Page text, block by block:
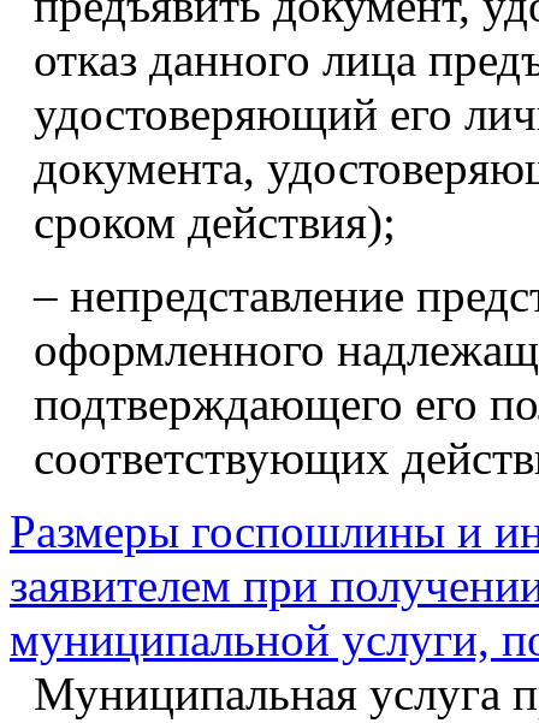
отказ данного лица
удостоверяющий его
документа,
сроком действия);
– непредставление
оформленного
подтверждающего его
соответствующих
Размеры госпошлины и
заявителем при
муниципальной услуги,
Муниципальная услуга